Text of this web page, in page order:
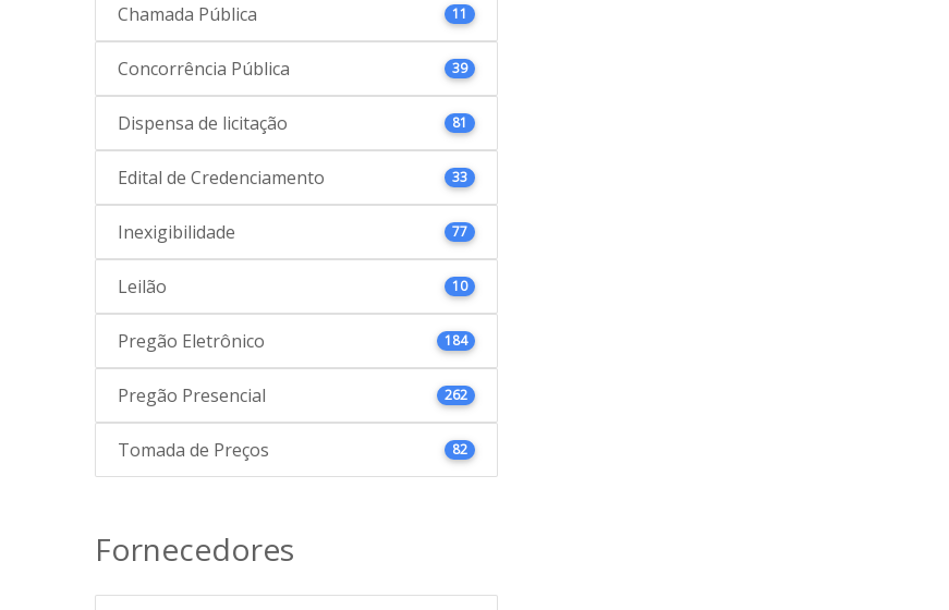
Chamada Pública 11
Concorrência Pública 39
Dispensa de licitação 81
Edital de Credenciamento 33
Inexigibilidade 77
Leilão 10
Pregão Eletrônico 184
Pregão Presencial 262
Tomada de Preços 82
Fornecedores